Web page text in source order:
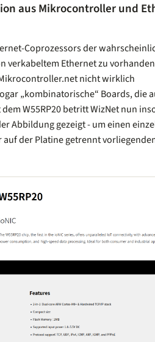
aus Mikrocontroller und
Coprozessors der
verkabeltem Ethernet zu
nicht wirklich
„kombinatorische“ Boards, die
W55RP20 betritt WizNet nun
Abbildung gezeigt - um einen
der Platine getrennt